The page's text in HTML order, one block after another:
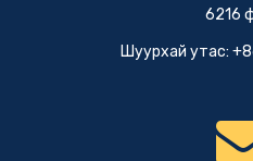
6216
Шуурхай утас: